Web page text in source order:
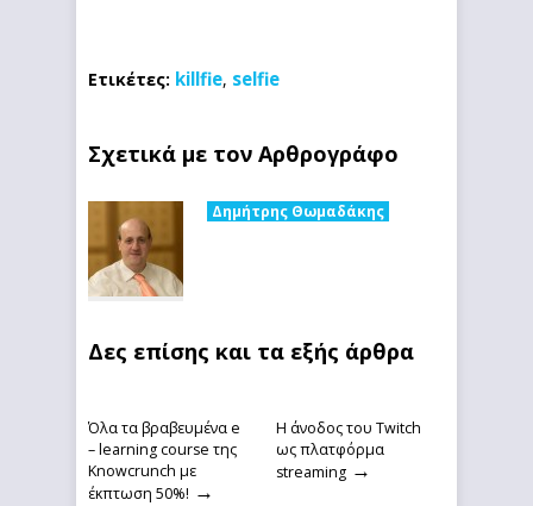
Ετικέτες: killfie, selfie
Σχετικά με τον Αρθρογράφο
Δημήτρης Θωμαδάκης
Δες επίσης και τα εξής άρθρα
Όλα τα βραβευμένα e
– learning course της
Knowcrunch με
έκπτωση 50%! →
Η άνοδος του Twitch
ως πλατφόρμα
streaming →